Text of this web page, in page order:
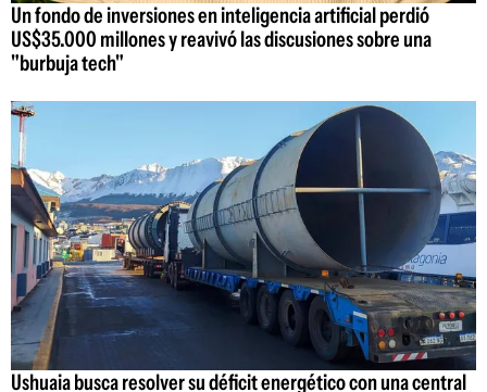
Un fondo de inversiones en inteligencia artificial perdió
US$35.000 millones y reavivó las discusiones sobre una
"burbuja tech"
Ushuaia busca resolver su déficit energético con una central